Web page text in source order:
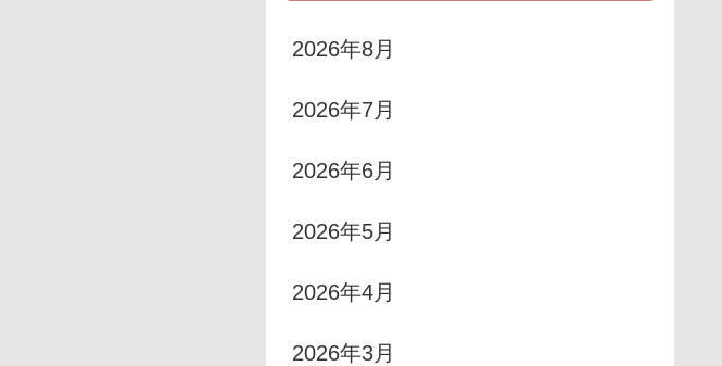
2026年8月
2026年7月
2026年6月
2026年5月
2026年4月
2026年3月